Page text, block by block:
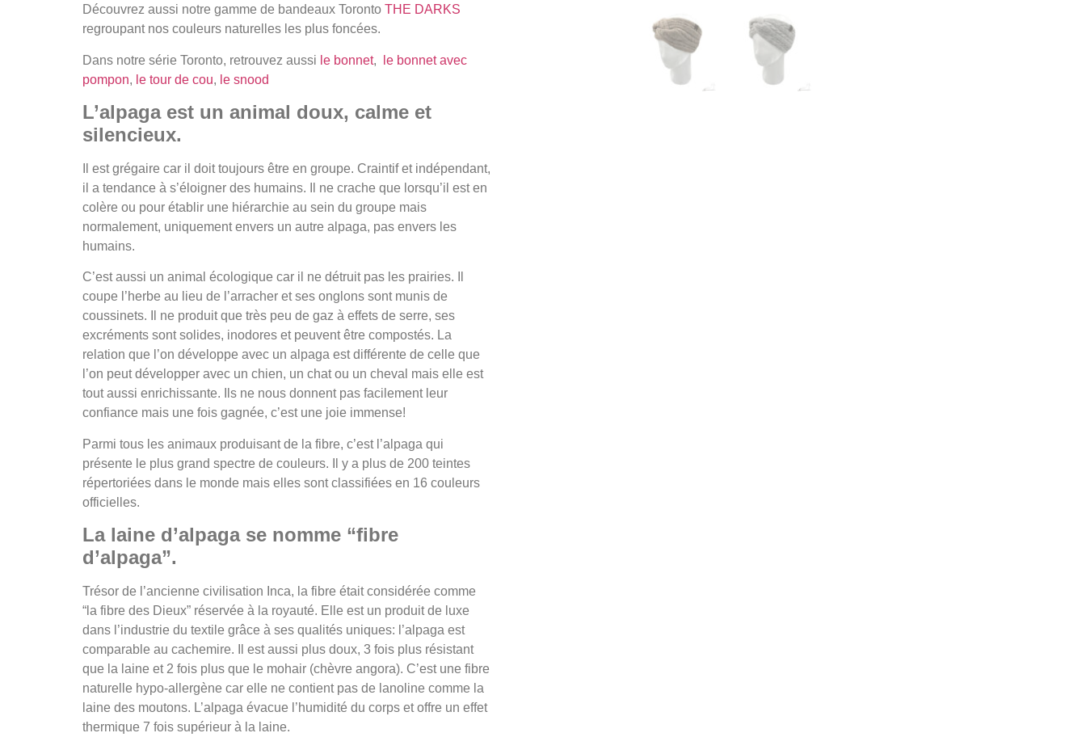
Découvrez aussi notre gamme de bandeaux Toronto THE DARKS
regroupant nos couleurs naturelles les plus foncées.
Dans notre série Toronto, retrouvez aussi le bonnet,
le bonnet avec
pompon, le tour de cou, le snood
L’alpaga est un animal doux, calme et
silencieux.
Il est grégaire car il doit toujours être en groupe. Craintif et indépendant,
il a tendance à s’éloigner des humains. Il ne crache que lorsqu’il est en
colère ou pour établir une hiérarchie au sein du groupe mais
normalement, uniquement envers un autre alpaga, pas envers les
humains.
C’est aussi un animal écologique car il ne détruit pas les prairies. Il
coupe l’herbe au lieu de l’arracher et ses onglons sont munis de
coussinets. Il ne produit que très peu de gaz à effets de serre, ses
excréments sont solides, inodores et peuvent être compostés. La
relation que l’on développe avec un alpaga est différente de celle que
l’on peut développer avec un chien, un chat ou un cheval mais elle est
tout aussi enrichissante. Ils ne nous donnent pas facilement leur
confiance mais une fois gagnée, c’est une joie immense!
Parmi tous les animaux produisant de la fibre, c’est l’alpaga qui
présente le plus grand spectre de couleurs. Il y a plus de 200 teintes
répertoriées dans le monde mais elles sont classifiées en 16 couleurs
officielles.
La laine d’alpaga se nomme “fibre
d’alpaga”.
Trésor de l’ancienne civilisation Inca, la fibre était considérée comme
“la fibre des Dieux” réservée à la royauté. Elle est un produit de luxe
dans l’industrie du textile grâce à ses qualités uniques: l’alpaga est
comparable au cachemire. Il est aussi plus doux, 3 fois plus résistant
que la laine et 2 fois plus que le mohair (chèvre angora). C’est une fibre
naturelle hypo-allergène car elle ne contient pas de lanoline comme la
laine des moutons. L’alpaga évacue l’humidité du corps et offre un effet
thermique 7 fois supérieur à la laine.